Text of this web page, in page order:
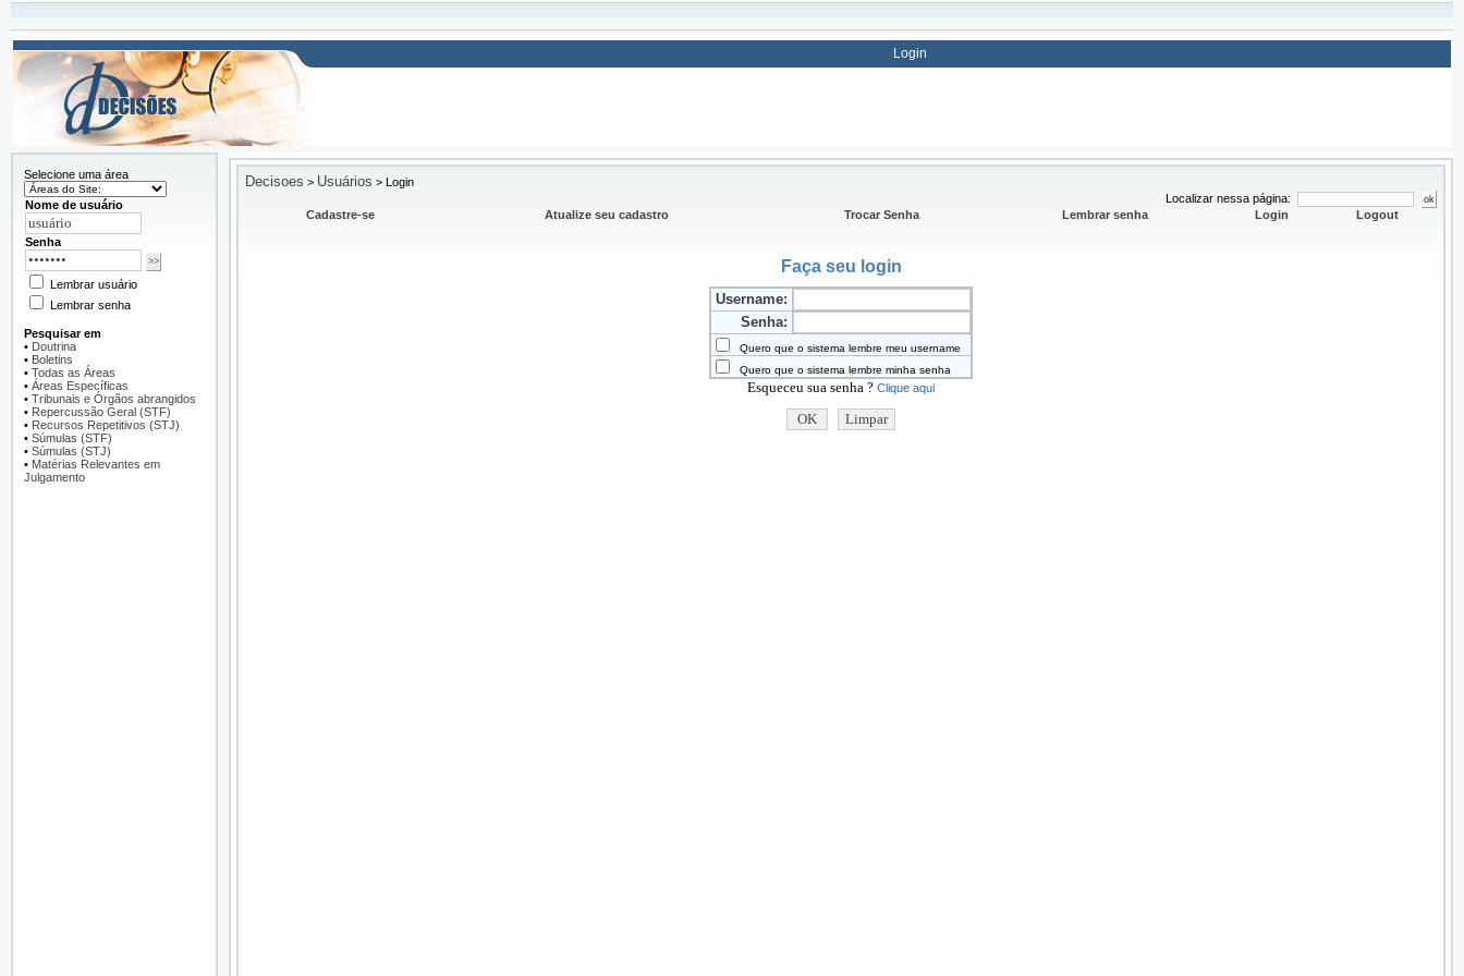
Login
Selecione uma área
Nome de usuário
Senha
Lembrar usuário
Lembrar senha
Pesquisar em
• Doutrina
• Boletins
• Todas as Áreas
• Áreas Específicas
• Tribunais e Órgãos abrangidos
• Repercussão Geral (STF)
• Recursos Repetitivos (STJ)
• Súmulas (STF)
• Súmulas (STJ)
• Matérias Relevantes em
Julgamento
Decisoes > Usuários > Login
Localizar nessa página:
Cadastre-se
Atualize seu cadastro Trocar Senha Lembrar senha Login Logout
Faça seu login
Username:
Senha:
Quero que o sistema lembre meu username
Quero que o sistema lembre minha senha
Esqueceu sua senha ? Clique aqui